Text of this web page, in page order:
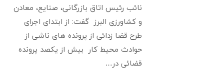
نائب رئیس اتاق بازرگانی، صنایع، معادن
و کشاورزی البرز گفت: از ابتدای اجرای
طرح قضا زدائی از پرونده های ناشی از
حوادث محیط کار بیش از یکصد پرونده
قضائی در…